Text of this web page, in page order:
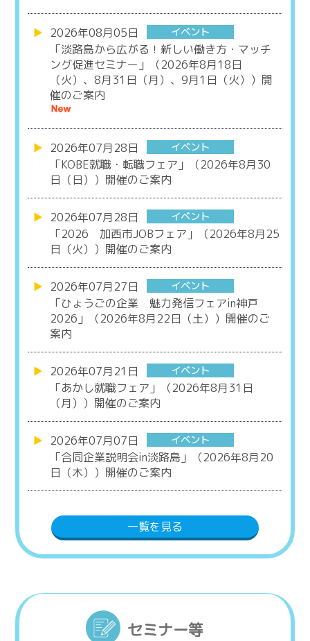
2026年08月05日
「淡路島から広がる！新しい働き方・マッチ
ング促進セミナー」（2026年8月18日
（火）、8月31日（月）、9月1日（火））開
催のご案内
2026年07月28日
「KOBE就職・転職フェア」（2026年8月30
日（日））開催のご案内
2026年07月28日
「2026 加西市JOBフェア」（2026年8月25
日（火））開催のご案内
2026年07月27日
「ひょうごの企業 魅力発信フェアin神戸
2026」（2026年8月22日（土））開催のご
案内
2026年07月21日
「あかし就職フェア」（2026年8月31日
（月））開催のご案内
2026年07月07日
「合同企業説明会in淡路島」（2026年8月20
日（木））開催のご案内
一覧を見る
セミナー等